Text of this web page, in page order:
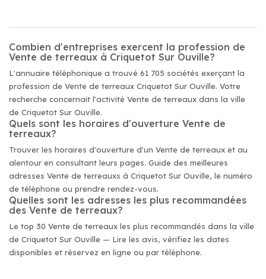
Combien d'entreprises exercent la profession de
Vente de terreaux à Criquetot Sur Ouville?
L'annuaire téléphonique a trouvé 61 705 sociétés exerçant la
profession de Vente de terreaux Criquetot Sur Ouville. Votre
recherche concernait l'activité Vente de terreaux dans la ville
de Criquetot Sur Ouville.
Quels sont les horaires d'ouverture Vente de
terreaux?
Trouver les horaires d'ouverture d'un Vente de terreaux et au
alentour en consultant leurs pages. Guide des meilleures
adresses Vente de terreauxs à Criquetot Sur Ouville, le numéro
de téléphone ou prendre rendez-vous.
Quelles sont les adresses les plus recommandées
des Vente de terreaux?
Le top 30 Vente de terreaux les plus recommandés dans la ville
de Criquetot Sur Ouville — Lire les avis, vérifiez les dates
disponibles et réservez en ligne ou par téléphone.